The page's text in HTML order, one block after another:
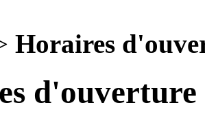
Horaires
d'ouverture